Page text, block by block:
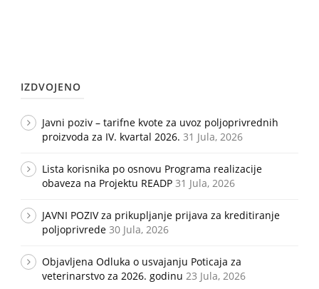
IZDVOJENO
Javni poziv – tarifne kvote za uvoz poljoprivrednih
proizvoda za IV. kvartal 2026. 31 Jula, 2026
Lista korisnika po osnovu Programa realizacije
obaveza na Projektu READP 31 Jula, 2026
JAVNI POZIV za prikupljanje prijava za kreditiranje
poljoprivrede 30 Jula, 2026
Objavljena Odluka o usvajanju Poticaja za
veterinarstvo za 2026. godinu 23 Jula, 2026